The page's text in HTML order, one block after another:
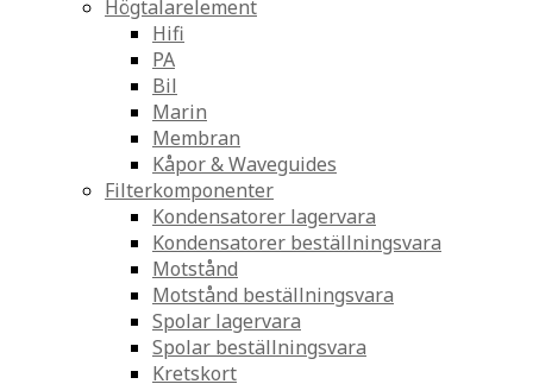
Högtalarelement
Hifi
PA
Bil
Marin
Membran
Kåpor & Waveguides
Filterkomponenter
Kondensatorer lagervara
Kondensatorer beställningsvara
Motstånd
Motstånd beställningsvara
Spolar lagervara
Spolar beställningsvara
Kretskort